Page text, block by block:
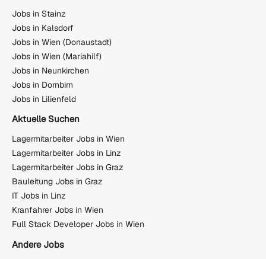
Jobs in Stainz
Jobs in Kalsdorf
Jobs in Wien (Donaustadt)
Jobs in Wien (Mariahilf)
Jobs in Neunkirchen
Jobs in Dornbirn
Jobs in Lilienfeld
Aktuelle Suchen
Lagermitarbeiter Jobs in Wien
Lagermitarbeiter Jobs in Linz
Lagermitarbeiter Jobs in Graz
Bauleitung Jobs in Graz
IT Jobs in Linz
Kranfahrer Jobs in Wien
Full Stack Developer Jobs in Wien
Andere Jobs